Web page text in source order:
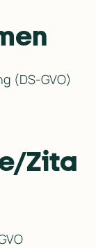
(DS-GVO)
Zita